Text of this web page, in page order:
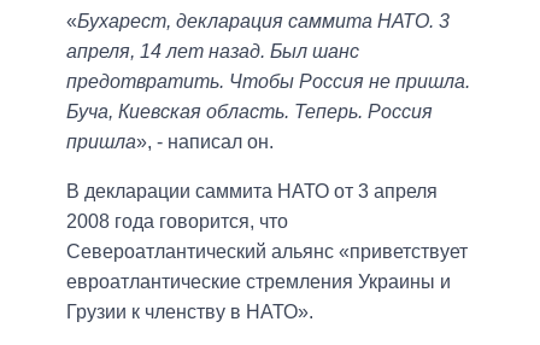
«Бухарест, декларация саммита НАТО. 3
апреля, 14 лет назад. Был шанс
предотвратить. Чтобы Россия не пришла.
Буча, Киевская область. Теперь. Россия
пришла», - написал он.
В декларации саммита НАТО от 3 апреля
2008 года говорится, что
Североатлантический альянс «приветствует
евроатлантические стремления Украины и
Грузии к членству в НАТО».